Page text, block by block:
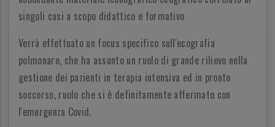
singoli casi a scopo didattico e formativo
Verrà effettuato un focus specifico sull'ecografia
polmonare, che ha assunto un ruolo di grande rilievo nella
gestione dei pazienti in terapia intensiva ed in pronto
soccorso, ruolo che si è definitamente affermato con
l'emergenza Covid.